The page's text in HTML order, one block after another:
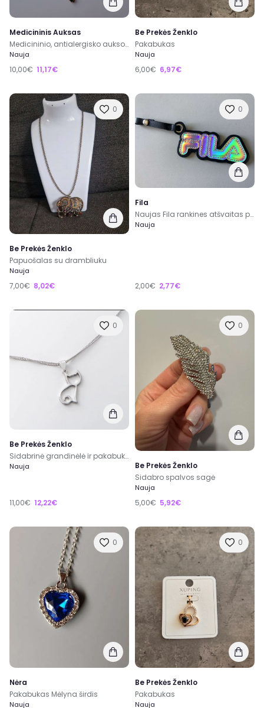
Medicininis Auksas
Medicininio, antialergisko aukso spalvos metalo grandinele
Nauja
10,00€ 11,17€
Be Prekės Ženklo
Pakabukas
Nauja
6,00€ 6,97€
0
Be Prekės Ženklo
Papuošalas su drambliuku
Nauja
7,00€ 8,02€
0
Fila
Naujas Fila rankines atšvaitas pakabukas
Nauja
2,00€ 2,77€
0
Be Prekės Ženklo
Sidabrinė grandinėlė ir pakabukas ant kaklo
Nauja
11,00€ 12,22€
0
Be Prekės Ženklo
Sidabro spalvos sagė
Nauja
5,00€ 5,92€
0
Nėra
Pakabukas Mėlyna širdis
Nauja
0
Be Prekės Ženklo
Pakabukas
Nauja